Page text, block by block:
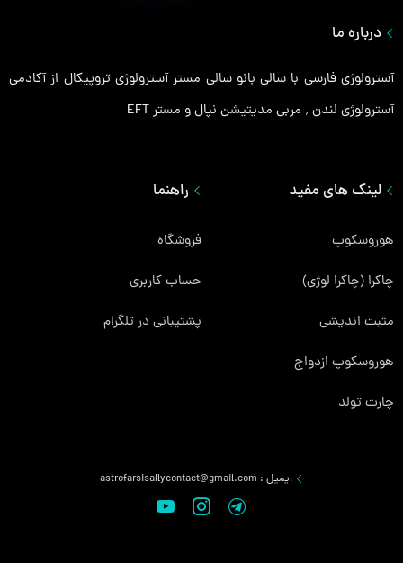
لینک های مفید
هوروسکوپ
چاکرا (چاکرا لوژی)
مثبت اندیشی
هوروسکوپ ازدواج
چارت تولد
راهنما
فروشگاه
حساب کاربری
پشتیبانی در تلگرام
درباره ما
آسترولوژی فارسی با سالی بانو سالی مستر آسترولوژی تروپیکال از آکادمی
آسترولوژی لندن ٬ مربی مدیتیشن نپال و مستر EFT
ایمیل : astrofarsisallycontact@gmail.com